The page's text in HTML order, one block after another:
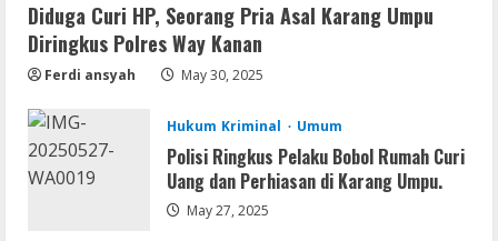
Coop
NieR: Automata patched Crack Fix
Steam Rip 2026
Umum
Hasil Tes Urine Positif Sabu, Dua
Pemuda Asal Umpu Semenguk
Diamankan Polres Way Kanan
Diduga Curi HP, Seorang Pria Asal Karang Umpu
Diringkus Polres Way Kanan
Ferdi ansyah May 30, 2025
Hukum Kriminal Umum
Polisi Ringkus Pelaku Bobol Rumah Curi
Uang dan Perhiasan di Karang Umpu.
May 27, 2025